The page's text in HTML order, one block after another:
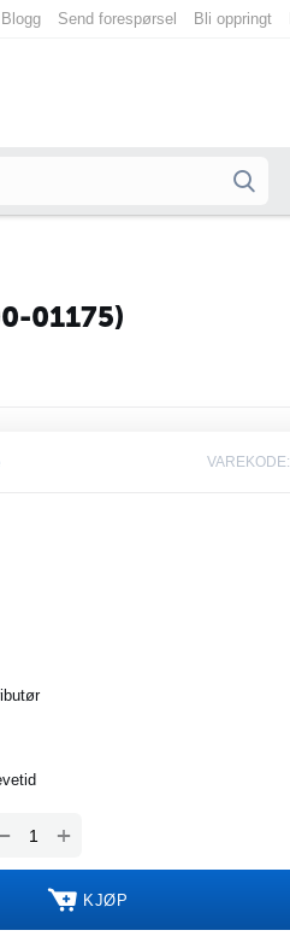
Blogg Send forespørsel Bli oppringt
01175)
VAREKODE:
+
KJØP